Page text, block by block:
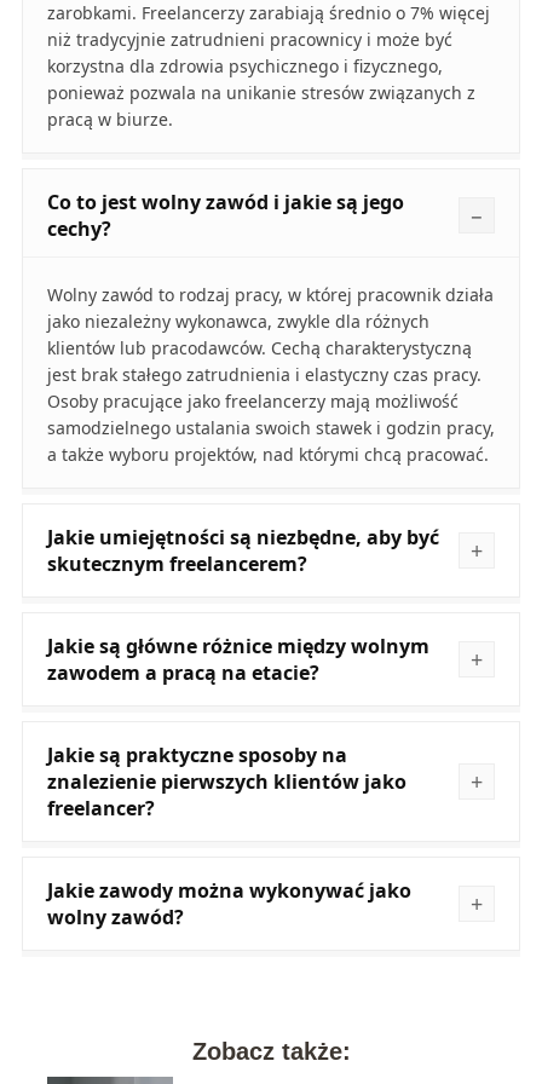
zarobkami. Freelancerzy zarabiają średnio o 7% więcej
niż tradycyjnie zatrudnieni pracownicy i może być
korzystna dla zdrowia psychicznego i fizycznego,
ponieważ pozwala na unikanie stresów związanych z
pracą w biurze.
Co to jest wolny zawód i jakie są jego
cechy?
Wolny zawód to rodzaj pracy, w której pracownik działa
jako niezależny wykonawca, zwykle dla różnych
klientów lub pracodawców. Cechą charakterystyczną
jest brak stałego zatrudnienia i elastyczny czas pracy.
Osoby pracujące jako freelancerzy mają możliwość
samodzielnego ustalania swoich stawek i godzin pracy,
a także wyboru projektów, nad którymi chcą pracować.
Jakie umiejętności są niezbędne, aby być
skutecznym freelancerem?
Jakie są główne różnice między wolnym
zawodem a pracą na etacie?
Jakie są praktyczne sposoby na
znalezienie pierwszych klientów jako
freelancer?
Jakie zawody można wykonywać jako
wolny zawód?
Zobacz także: